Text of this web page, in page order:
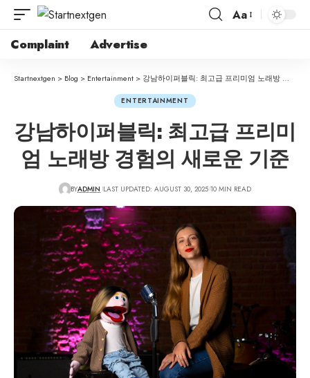
Aa
Complaint Advertise
Startnextgen > Blog > Entertainment > 강남하이퍼블릭: 최고급 프리미엄 노래방 경험의 새로운 기준
ENTERTAINMENT
강남하이퍼블릭: 최고급 프리미
엄 노래방 경험의 새로운 기준
BYADMIN LAST UPDATED: AUGUST 30, 2025 10 MIN READ